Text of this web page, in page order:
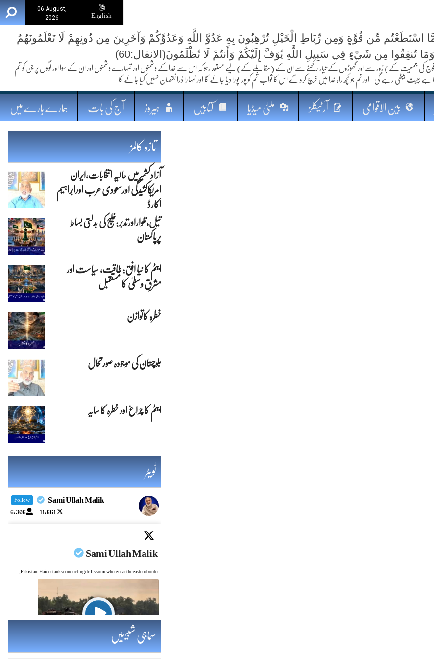
06 August,
2026
English
اسْتَطَعْتُم مِّن قُوَّةٍ وَمِن رِّبَاطِ الْخَيْلِ تُرْهِبُونَ بِهِ عَدُوَّ اللَّهِ وَعَدُوَّكُمْ وَآخَرِينَ مِن دُونِهِمْ لَا تَعْلَمُونَهُمُ
تُنفِقُوا مِن شَيْءٍ فِي سَبِيلِ اللَّهِ يُوَفَّ إِلَيْكُمْ وَأَنتُمْ لَا تُظْلَمُونَ(الانفال:60)
کی جمعیت کے) زور سے اور گھوڑوں کے تیار رکھنے سے ان کے (مقابلے کے) لیے مستعد رہو کہ اس سے خدا کے دشمنوں اور تمہارے دشمنوں اور ان کے سوا اور لوگوں پر جن کو تم
ہے ہیبت بیٹھی رہے گی۔ اور تم جو کچھ راہ خدا میں خرچ کرو گے اس کا ثواب تم کو پورا پورا دیا جائے گا اور تمہارا ذرا نقصان نہیں کیا جائے گا
بین الاقوامی آرٹیکلز ملٹی میڈیا کتابیں ہیروز آج کی بات ہمارے بارے میں
تازہ کالمز
ایٹم کا چراغ اور خطرہ کا سایہ
آزادکشمیرمیں حالیہ انتخابات،ایران
امریکاکشیدگی اورسعودی عرب اورابراہیم
اکارڈ
تیل،تلواراورتدبر:خلیج کی بدلتی بساط
پرپاکستان
ایٹم کا نیا افق: طاقت، سیاست اور
مشرقِ وسطیٰ کا مستقبل
خطرہ کاتوازن
بلوچستان کی موجودہ صورتحال
ٹویٹر
Sami Ullah Malik
Follow
11,661
6,306
Sami Ullah Malik
·
Pakistani Haider tanks conducting drills somewhere near the eastern border:
سماجی شبیہیں